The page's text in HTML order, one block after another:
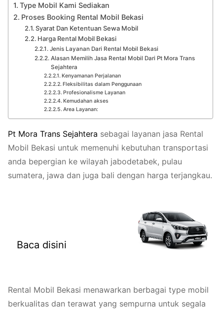
Type Mobil Kami Sediakan
Proses Booking Rental Mobil Bekasi
Syarat Dan Ketentuan Sewa Mobil
Harga Rental Mobil Bekasi
Jenis Layanan Dari Rental Mobil Bekasi
Alasan Memilih Jasa Rental Mobil Dari Pt Mora Trans
Sejahtera
Kenyamanan Perjalanan
Fleksibilitas dalam Penggunaan
Profesionalisme Layanan
Kemudahan akses
Area Layanan:
Pt Mora Trans Sejahtera sebagai layanan jasa Rental
Mobil Bekasi untuk memenuhi kebutuhan transportasi
anda bepergian ke wilayah jabodetabek, pulau
sumatera, jawa dan juga bali dengan harga terjangkau.
Baca disini
Rental Mobil Bekasi menawarkan berbagai type mobil
berkualitas dan terawat yang sempurna untuk segala